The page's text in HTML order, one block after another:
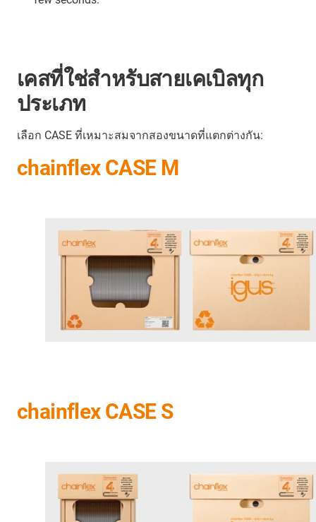
เคสที่ใช่สำหรับสายเคเบิลทุก
ประเภท
เลือก CASE ที่เหมาะสมจากสองขนาดที่แตกต่างกัน:
chainflex CASE M
chainflex CASE S